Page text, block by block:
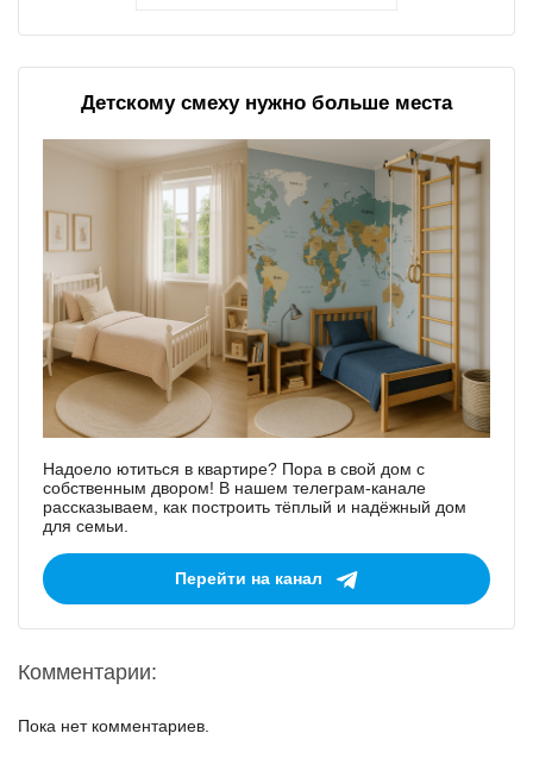
Детскому смеху нужно больше места
Надоело ютиться в квартире? Пора в свой дом с
собственным двором! В нашем телеграм-канале
рассказываем, как построить тёплый и надёжный дом
для семьи.
Перейти на канал
Комментарии:
Пока нет комментариев.